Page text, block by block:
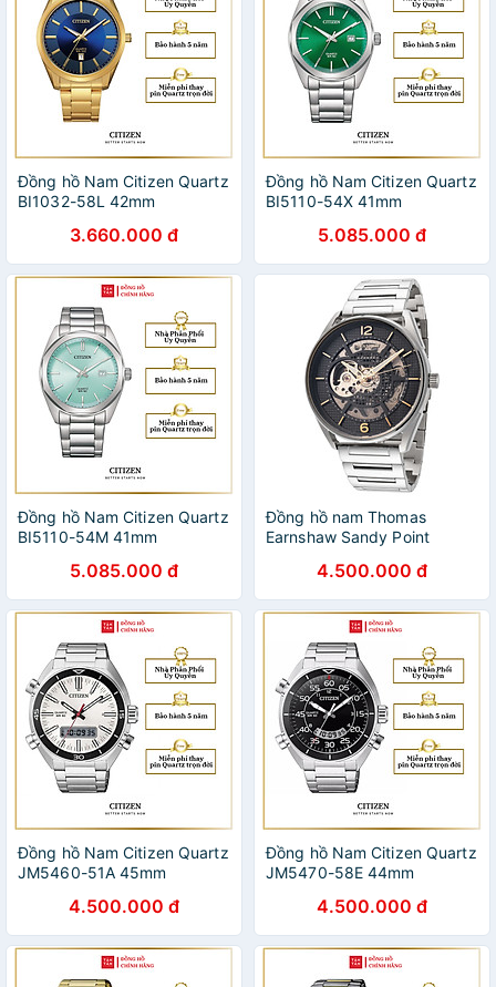
Đồng hồ Nam Citizen Quartz
BI1032-58L 42mm
3.660.000 đ
Đồng hồ Nam Citizen Quartz
BI5110-54X 41mm
5.085.000 đ
Đồng hồ Nam Citizen Quartz
BI5110-54M 41mm
5.085.000 đ
Đồng hồ nam Thomas
Earnshaw Sandy Point
4.500.000 đ
Đồng hồ Nam Citizen Quartz
JM5460-51A 45mm
4.500.000 đ
Đồng hồ Nam Citizen Quartz
JM5470-58E 44mm
4.500.000 đ